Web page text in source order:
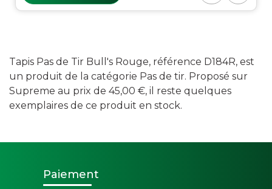
Tapis Pas de Tir Bull's Rouge, référence D184R, est
un produit de la catégorie Pas de tir. Proposé sur
Supreme au prix de 45,00 €, il reste quelques
exemplaires de ce produit en stock.
Paiement